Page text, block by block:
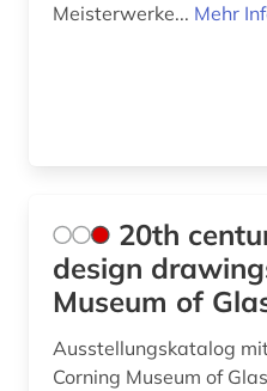
buddhismus (1)
böhmische länder (1)
bühnentechnik (1)
capello (1)
carl de (1)
Meisterwerke... Mehr
20th
design
Museum of
Ausstellungskatalog
Corning Museum of